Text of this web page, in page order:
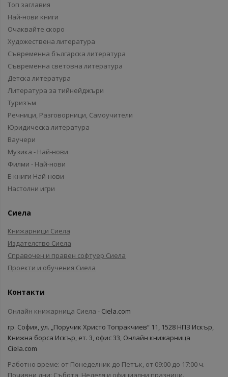
Топ заглавия
Най-нови книги
Очаквайте скоро
Художествена литература
Съвременна българска литература
Съвременна световна литература
Детска литература
Литература за тийнейджъри
Туризъм
Речници, Разговорници, Самоучители
Юридическа литература
Ваучери
Музика - Най-нови
Филми - Най-нови
Е-книги Най-нови
Настолни игри
Сиела
Книжарници Сиела
Издателство Сиела
Справочен и правен софтуер Сиела
Проекти и обучения Сиела
Контакти
Онлайн книжарница Сиела - Ciela.com
гр. София, ул. „Поручик Христо Топракчиев“ 11, 1528 НПЗ Искър,
Книжна борса Искър, ет. 3, офис 33, Онлайн книжарница
Ciela.com
Работно време: от Понеделник до Петък, от 09:00 до 17:00 ч.
Почивни дни: Събота, Неделя и официални празници.